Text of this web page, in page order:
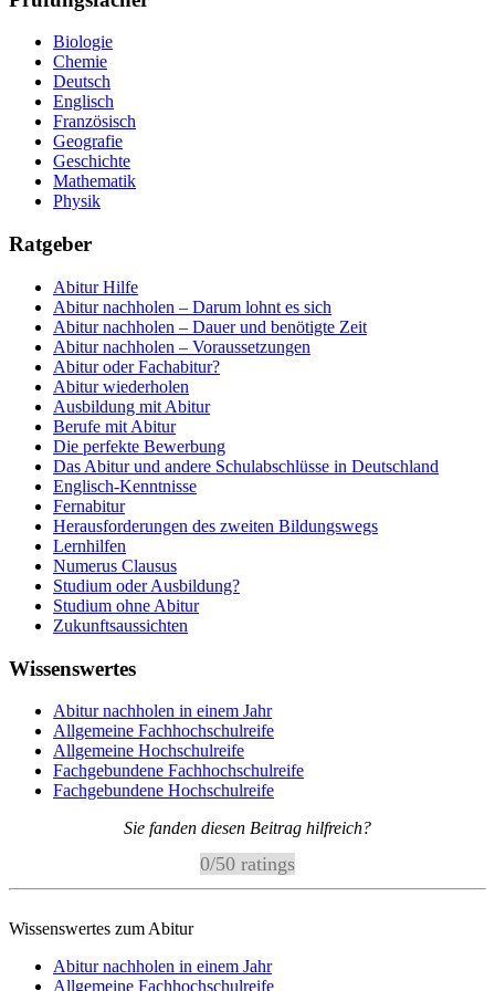
Biologie
Chemie
Deutsch
Englisch
Französisch
Geografie
Geschichte
Mathematik
Physik
Ratgeber
Abitur Hilfe
Abitur nachholen – Darum lohnt es sich
Abitur nachholen – Dauer und benötigte Zeit
Abitur nachholen – Voraussetzungen
Abitur oder Fachabitur?
Abitur wiederholen
Ausbildung mit Abitur
Berufe mit Abitur
Die perfekte Bewerbung
Das Abitur und andere Schulabschlüsse in Deutschland
Englisch-Kenntnisse
Fernabitur
Herausforderungen des zweiten Bildungswegs
Lernhilfen
Numerus Clausus
Studium oder Ausbildung?
Studium ohne Abitur
Zukunftsaussichten
Wissenswertes
Abitur nachholen in einem Jahr
Allgemeine Fachhochschulreife
Allgemeine Hochschulreife
Fachgebundene Fachhochschulreife
Fachgebundene Hochschulreife
Sie fanden diesen Beitrag hilfreich?
0/50 ratings
Wissenswertes zum Abitur
Abitur nachholen in einem Jahr
Allgemeine Fachhochschulreife